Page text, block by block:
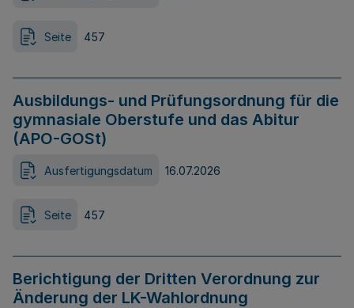
Seite 457
Ausbildungs- und Prüfungsordnung für die
gymnasiale Oberstufe und das Abitur
(APO-GOSt)
Ausfertigungsdatum 16.07.2026
Seite 457
Berichtigung der Dritten Verordnung zur
Änderung der LK-Wahlordnung